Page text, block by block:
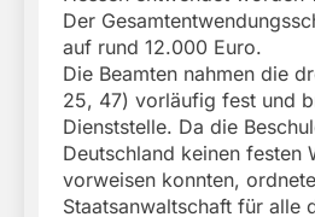
Der
auf rund 12.000 Euro.
Die Beamten nahmen die
25, 47) vorläufig fest und
Dienststelle. Da die
Deutschland keinen festen
vorweisen konnten,
Staatsanwaltschaft für alle